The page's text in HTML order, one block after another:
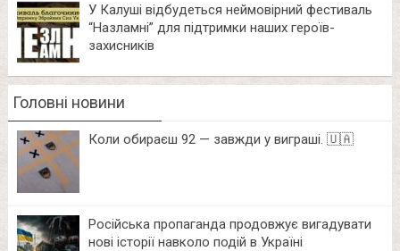
У Калуші відбудеться неймовірний фестиваль
“Назламні” для підтримки наших героїв-
захисників
Головні новини
Коли обираєш 92 — завжди у виграші. 🇺🇦
Російська пропаганда продовжує вигадувати
нові історії навколо подій в Україні